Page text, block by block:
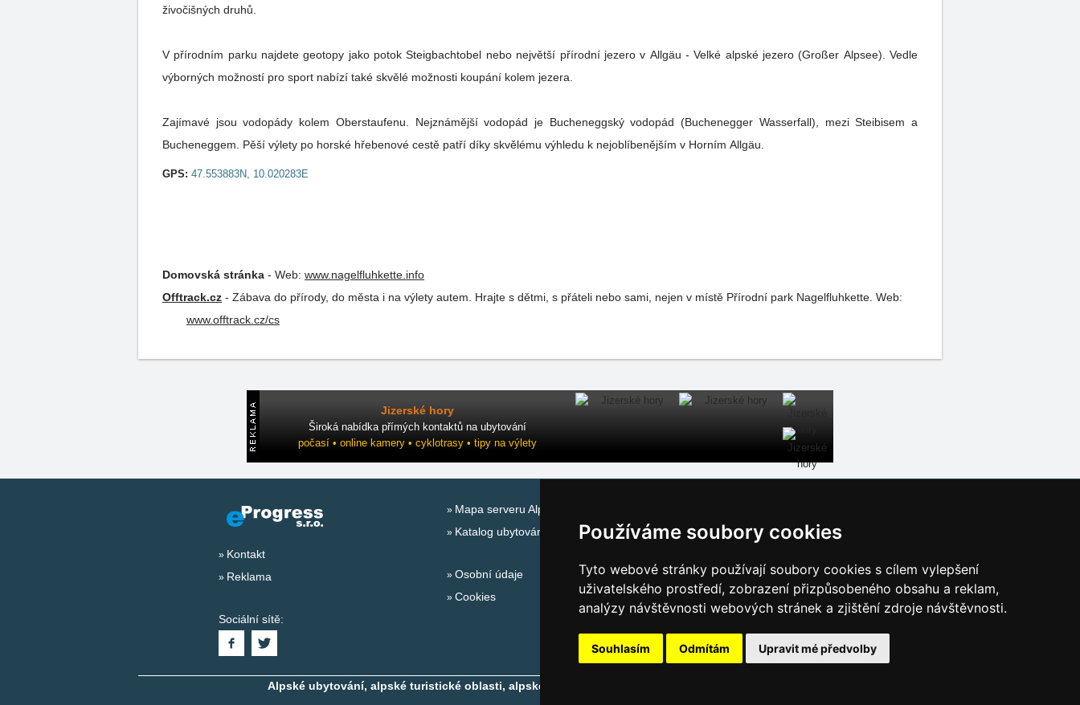
Používáme soubory cookies
Tyto webové stránky používají soubory cookies s cílem vylepšení
uživatelského prostředí, zobrazení přizpůsobeného obsahu a reklam,
analýzy návštěvnosti webových stránek a zjištění zdroje návštěvnosti.
Souhlasím Odmítám Upravit mé předvolby
živočišných druhů.
V přírodním parku najdete geotopy jako potok Steigbachtobel nebo největší přírodní jezero v Allgäu - Velké alpské jezero (Großer Alpsee). Vedle
výborných možností pro sport nabízí také skvělé možnosti koupání kolem jezera.
Zajímavé jsou vodopády kolem Oberstaufenu. Nejznámější vodopád je Bucheneggský vodopád (Buchenegger Wasserfall), mezi Steibisem a
Bucheneggem. Pěší výlety po horské hřebenové cestě patří díky skvělému výhledu k nejoblíbenějším v Horním Allgäu.
GPS: 47.553883N, 10.020283E
Domovská stránka - Web: www.nagelfluhkette.info
Offtrack.cz - Zábava do přírody, do města i na výlety autem. Hrajte s dětmi, s přáteli nebo sami, nejen v místě Přírodní park Nagelfluhkette. Web:
www.offtrack.cz/cs
Jizerské hory
Široká nabídka přímých kontaktů na ubytování
počasí • online kamery • cyklotrasy • tipy na výlety
Kontakt
Reklama
Sociální sítě:
Mapa serveru Alpy - Německo
Katalog ubytování
Osobní údaje
Cookies
České hory
Chorvatsko
Alpské ubytování, alpské turistické oblasti, alpské ski areály